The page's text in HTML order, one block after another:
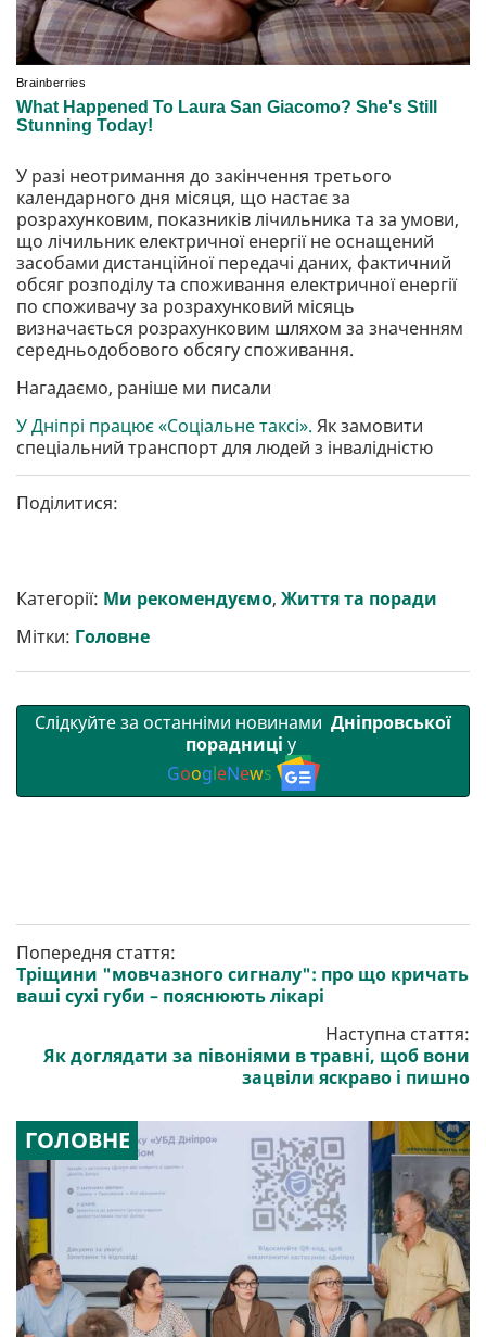
У разі неотримання до закінчення третього
календарного дня місяця, що настає за
розрахунковим, показників лічильника та за умови,
що лічильник електричної енергії не оснащений
засобами дистанційної передачі даних, фактичний
обсяг розподілу та споживання електричної енергії
по споживачу за розрахунковий місяць
визначається розрахунковим шляхом за значенням
середньодобового обсягу споживання.
Нагадаємо, раніше ми писали
У Дніпрі працює «Соціальне таксі». Як замовити
спеціальний транспорт для людей з інвалідністю
Поділитися:
Категорії: Ми рекомендуємо, Життя та поради
Мітки: Головне
Слідкуйте за останніми новинами Дніпровської
порадниці у
GoogleNews
Попередня стаття:
Тріщини "мовчазного сигналу": про що кричать
ваші сухі губи – пояснюють лікарі
Наступна стаття:
Як доглядати за півоніями в травні, щоб вони
зацвіли яскраво і пишно
ГОЛОВНЕ